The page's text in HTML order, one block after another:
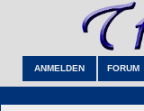
ANMELDEN FORUM